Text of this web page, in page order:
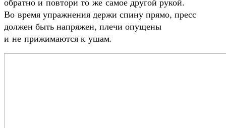
Во время упражнения держи спину прямо, пресс
должен быть напряжен, плечи опущены
и не прижимаются к ушам.